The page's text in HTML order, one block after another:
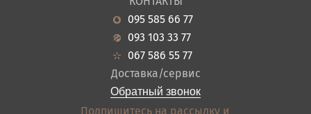
Кухня
Прихожие
Ванная
Акции
Новости
Гарантия
Кредит
Оплата и доставка
Отзывы
Контакты
095 585 66 77
093 103 33 77
067 586 55 77
Доставка/сервис
Обратный звонок
Подпишитесь на рассылку и